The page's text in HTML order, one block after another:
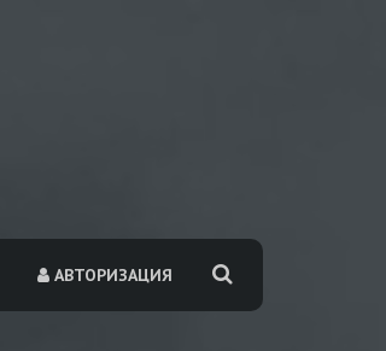
АВТОРИЗАЦИЯ